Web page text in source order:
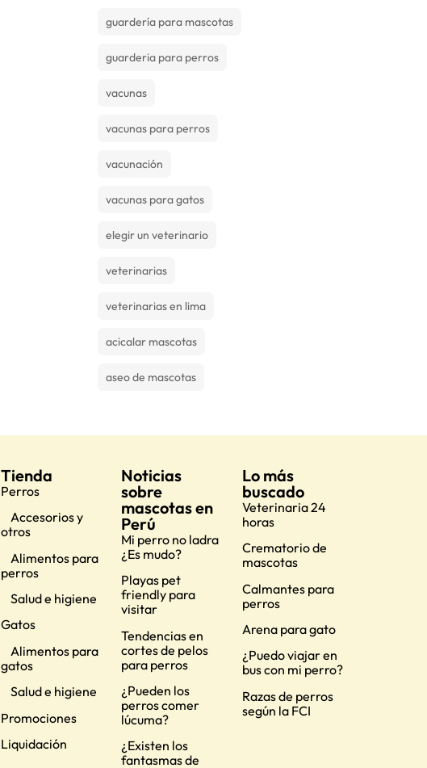
guardería para mascotas
guarderia para perros
vacunas
vacunas para perros
vacunación
vacunas para gatos
elegir un veterinario
veterinarias
veterinarias en lima
acicalar mascotas
aseo de mascotas
Tienda
Perros
Accesorios y
otros
Alimentos para
perros
Salud e higiene
Gatos
Alimentos para
gatos
Salud e higiene
Promociones
Liquidación
Noticias
sobre
mascotas en
Perú
Mi perro no ladra
¿Es mudo?
Playas pet
friendly para
visitar
Tendencias en
cortes de pelos
para perros
¿Pueden los
perros comer
lúcuma?
¿Existen los
fantasmas de
Lo más
buscado
Veterinaria 24
horas
Crematorio de
mascotas
Calmantes para
perros
Arena para gato
¿Puedo viajar en
bus con mi perro?
Razas de perros
según la FCI